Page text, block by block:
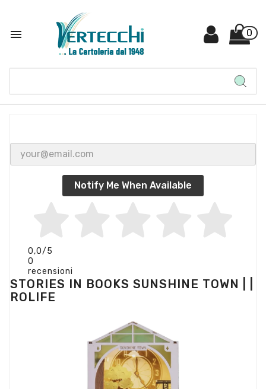
 0
Notify Me When Available
0,0/5
0
recensioni
STORIES IN BOOKS SUNSHINE TOWN | |
ROLIFE